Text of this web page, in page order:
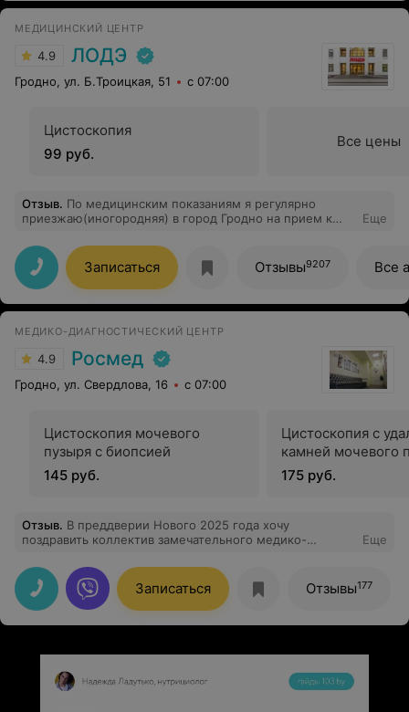
МЕДИЦИНСКИЙ ЦЕНТР
4.9 ЛОДЭ
Гродно, ул. Б.Троицкая, 51 с 07:00
Цистоскопия
99 руб.
Все цены
Отзыв. По медицинским показаниям я регулярно
приезжаю(иногородняя) в город Гродно на прием к
степени благодарна ей за Гармоничное сочетание:
профессионализма, очень корректного тона общения,
личного обаяния, которое психологически настраивает
пациента на достижение благоприятного результата.
Желаю,чтобы усилия вложенные Мариной Петровной
восполнялись благодарностью , и ,главное,
улучшением состояния здоровья!
Еще
Записаться Отзывы9207 Все
МЕДИКО-ДИАГНОСТИЧЕСКИЙ ЦЕНТР
4.9 Росмед
Гродно, ул. Свердлова, 16 с 07:00
Цистоскопия мочевого
пузыря с биопсией
145 руб.
Цистоскопия с
камней мочевого
175 руб.
Отзыв. В преддверии Нового 2025 года хочу
поздравить коллектив замечательного медико-
пожелать всем сотрудникам благополучия, крепкого
здоровья и оптимизма, дальнейшего развития и роста
компании, радости на каждый день, добра, мира и
процветания! Особенно хочу поблагодарить врача
невролога Наталью Александровну за высокий
мне как к пациенту!))).
Еще
Записаться Отзывы177